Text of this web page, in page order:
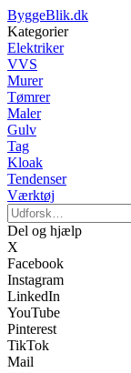
ByggeBlik.dk
Kategorier
Elektriker
VVS
Murer
Tømrer
Maler
Gulv
Tag
Kloak
Tendenser
Værktøj
Del og hjælp
X
Facebook
Instagram
LinkedIn
YouTube
Pinterest
TikTok
Mail